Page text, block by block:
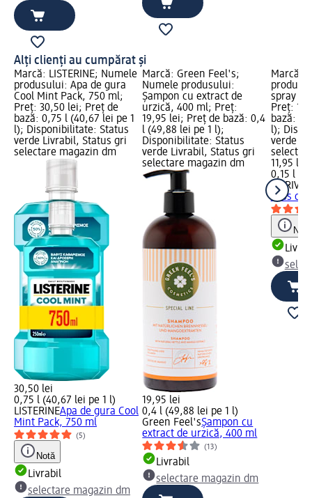
Alți clienți au cumpărat și
Marcă: LISTERINE; Numele
produsului: Apa de gura
Cool Mint Pack, 750 ml;
Preț: 30,50 lei; Preț de
bază: 0,75 l (40,67 lei pe 1
l); Disponibilitate: Status
verde Livrabil, Status gri
selectare magazin dm
30,50 lei
0,75 l (40,67 lei pe 1 l)
LISTERINEApa de gura Cool
Mint Pack, 750 ml
(5)
Notă
Livrabil
selectare magazin dm
Marcă: Green Feel's;
Numele produsului:
Șampon cu extract de
urzică, 400 ml; Preț:
19,95 lei; Preț de bază: 0,4
l (49,88 lei pe 1 l);
Disponibilitate: Status
verde Livrabil, Status gri
selectare magazin dm
19,95 lei
0,4 l (49,88 lei pe 1 l)
Green Feel'sȘampon cu
extract de urzică, 400 ml
(13)
Livrabil
selectare magazin dm
Marcă:
spray
Preț:
bază:
l);
verde
11,95 lei
0,15 l
LA RIVE
Miss
Notă